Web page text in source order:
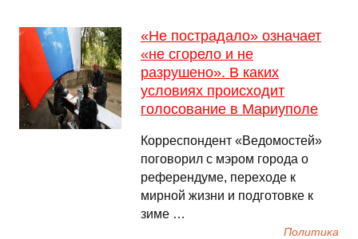
«Не пострадало» означает
«не сгорело и не
разрушено». В каких
условиях происходит
голосование в Мариуполе
Корреспондент «Ведомостей»
поговорил с мэром города о
референдуме, переходе к
мирной жизни и подготовке к
зиме …
Политика